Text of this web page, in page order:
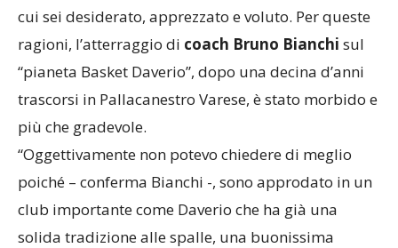
cui sei desiderato, apprezzato e voluto. Per queste
ragioni, l’atterraggio di coach Bruno Bianchi sul
“pianeta Basket Daverio”, dopo una decina d’anni
trascorsi in Pallacanestro Varese, è stato morbido e
più che gradevole.
“Oggettivamente non potevo chiedere di meglio
poiché – conferma Bianchi -, sono approdato in un
club importante come Daverio che ha già una
solida tradizione alle spalle, una buonissima